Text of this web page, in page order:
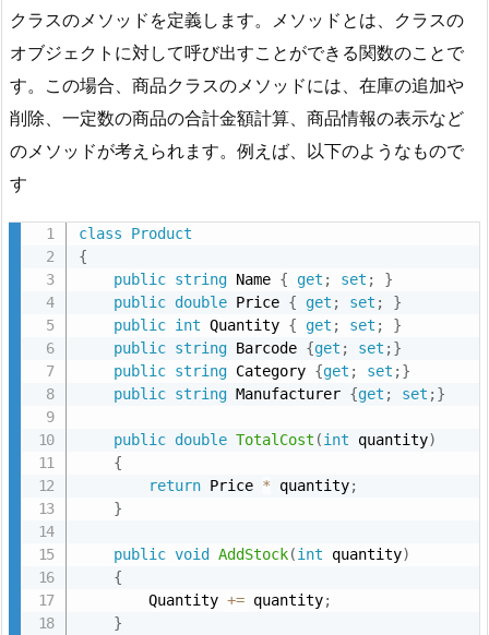
み
る
1.
ー
2.
い
方
3.
お
金
の
受
け
渡
し
3.
1.
クラスのメソッドを定義します。メソッドとは、クラスの
オブジェクトに対して呼び出すことができる関数のことで
す。この場合、商品クラスのメソッドには、在庫の追加や
削除、一定数の商品の合計金額計算、商品情報の表示など
のメソッドが考えられます。例えば、以下のようなもので
す
class
Product
{
public string Name { get ; set ;
}
public double Price { get ; set ;
}
public int Quantity { get ; set ;
}
public string Barcode {get ; set ;}
public string Category {get ; set ;}
public string Manufacturer {get ; set ;}
public double TotalCost (int quantity)
{
return Price * quantity;
}
public void AddStock(int quantity)
{
        Quantity
+= quantity;
}